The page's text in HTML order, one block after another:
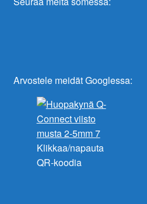
Arvostele meidät Googlessa:
Klikkaa/napauta
QR-koodia